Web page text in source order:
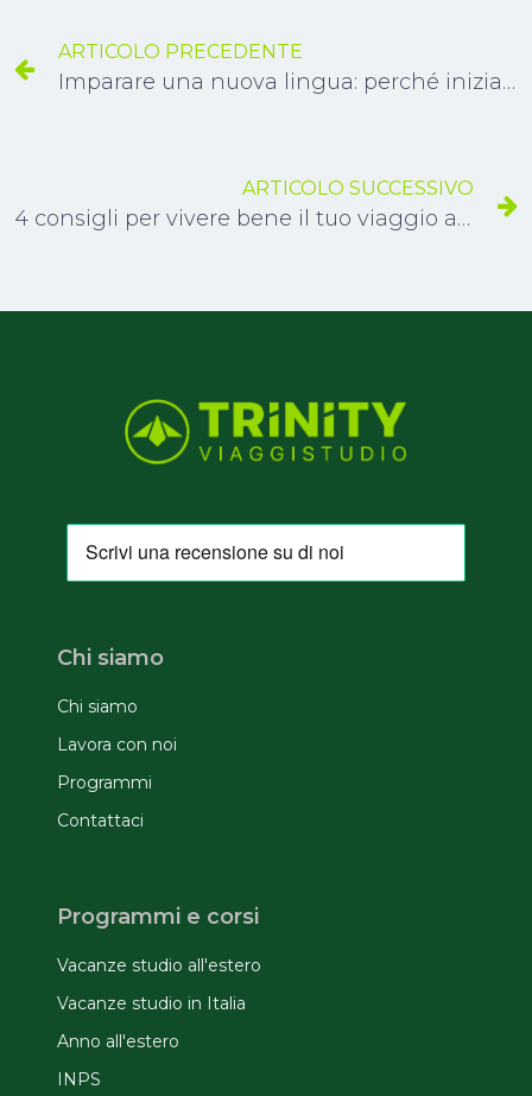
ARTICOLO PRECEDENTE
Imparare una nuova lingua: perché iniziare da giovani
ARTICOLO SUCCESSIVO
4 consigli per vivere bene il tuo viaggio all'estero
Chi siamo
Chi siamo
Lavora con noi
Programmi
Contattaci
Programmi e corsi
Vacanze studio all'estero
Vacanze studio in Italia
Anno all'estero
INPS